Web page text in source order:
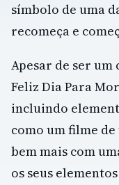
símbolo de uma
recomeça e
Apesar de ser
Feliz Dia Para
incluindo
como um filme
bem mais com
os seus